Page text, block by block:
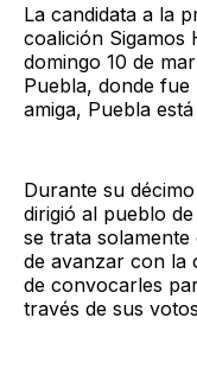
La candidata a la
coalición Sigamos
domingo 10 de
Puebla, donde fue
amiga, Puebla está
Durante su
dirigió al pueblo
se trata
de avanzar con la
de convocarles
través de sus